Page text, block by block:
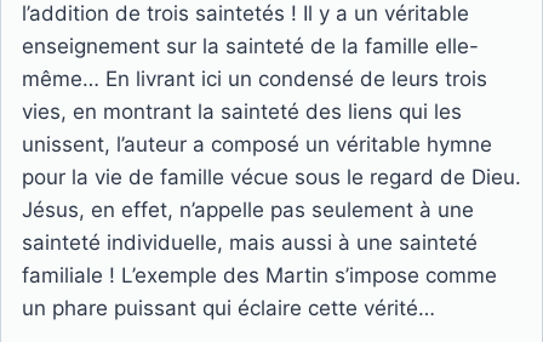
l’addition de trois saintetés ! Il y a un véritable
enseignement sur la sainteté de la famille elle-
même… En livrant ici un condensé de leurs trois
vies, en montrant la sainteté des liens qui les
unissent, l’auteur a composé un véritable hymne
pour la vie de famille vécue sous le regard de Dieu.
Jésus, en effet, n’appelle pas seulement à une
sainteté individuelle, mais aussi à une sainteté
familiale ! L’exemple des Martin s’impose comme
un phare puissant qui éclaire cette vérité…